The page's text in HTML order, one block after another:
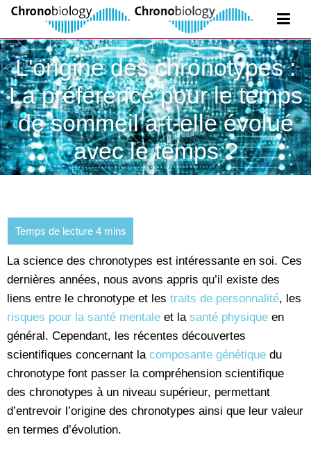
L'origine des chronotypes :
La préférence pour le temps
de sommeil a-t-elle évolué
avec le temps ?
La science des chronotypes est intéressante en soi. Ces
dernières années, nous avons appris qu’il existe des
liens entre le chronotype et les traits de personnalité, les
risques pour la santé mentale et la santé physique en
général. Cependant, les récentes découvertes
scientifiques concernant la composante génétique du
chronotype font passer la compréhension scientifique
des chronotypes à un niveau supérieur, permettant
d’entrevoir l’origine des chronotypes ainsi que leur valeur
en termes d’évolution.